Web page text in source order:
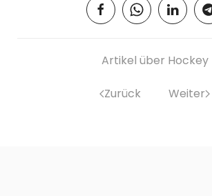
Artikel über Hockey
Zurück Weiter